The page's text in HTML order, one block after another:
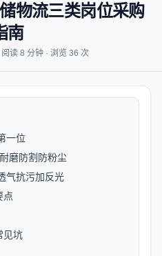
物流三类岗位采购
南
读 8 分钟 · 浏览 36 次
一位
磨防割防粉尘
气抗污加反光
点
见坑